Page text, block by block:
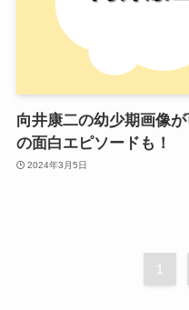
向井康二の幼少期画像
の面白エピソードも！
2024年3月5日
1